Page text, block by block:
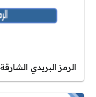
الرمز البريدي الشارقة Sharjah Postcode